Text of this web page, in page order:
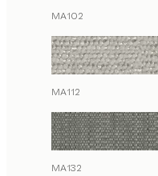
MA102
MA112
MA132